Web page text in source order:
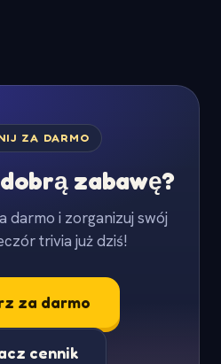
ZA DARMO
zabawę?
darmo i zorganizuj swój
trivia już dziś!
za darmo
cennik